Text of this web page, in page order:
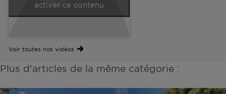
activer ce contenu
Voir toutes nos vidéos
Plus d'articles de la même catégorie :